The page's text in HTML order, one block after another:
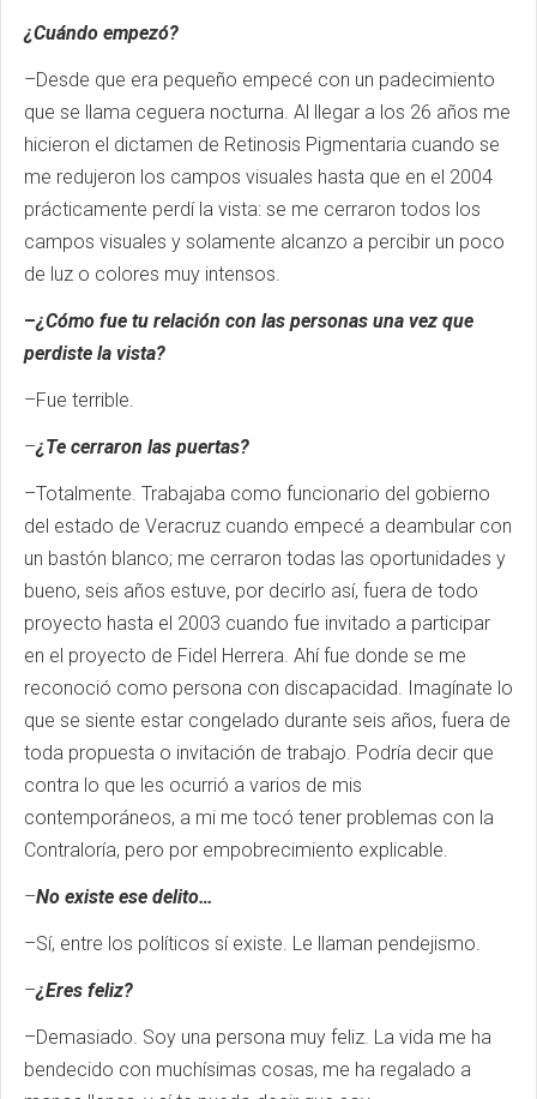
¿Cuándo empezó?
–Desde que era pequeño empecé con un padecimiento
que se llama ceguera nocturna. Al llegar a los 26 años me
hicieron el dictamen de Retinosis Pigmentaria cuando se
me redujeron los campos visuales hasta que en el 2004
prácticamente perdí la vista: se me cerraron todos los
campos visuales y solamente alcanzo a percibir un poco
de luz o colores muy intensos.
–¿Cómo fue tu relación con las personas una vez que
perdiste la vista?
–Fue terrible.
–¿Te cerraron las puertas?
–Totalmente. Trabajaba como funcionario del gobierno
del estado de Veracruz cuando empecé a deambular con
un bastón blanco; me cerraron todas las oportunidades y
bueno, seis años estuve, por decirlo así, fuera de todo
proyecto hasta el 2003 cuando fue invitado a participar
en el proyecto de Fidel Herrera. Ahí fue donde se me
reconoció como persona con discapacidad. Imagínate lo
que se siente estar congelado durante seis años, fuera de
toda propuesta o invitación de trabajo. Podría decir que
contra lo que les ocurrió a varios de mis
contemporáneos, a mi me tocó tener problemas con la
Contraloría, pero por empobrecimiento explicable.
–No existe ese delito…
–Sí, entre los políticos sí existe. Le llaman pendejismo.
–¿Eres feliz?
–Demasiado. Soy una persona muy feliz. La vida me ha
bendecido con muchísimas cosas, me ha regalado a